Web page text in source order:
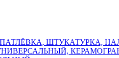
ШТУКАТУРКА,